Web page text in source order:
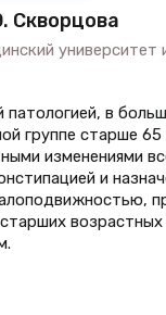
Скворцова
патологией, в
группе старше 65
изменениями
и